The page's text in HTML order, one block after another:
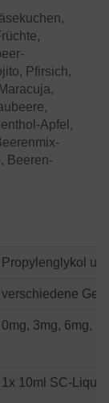
Pfirsich,
Apfel,
Beeren-
Propylenglykol
verschiedene
0mg, 3mg, 6mg,
1x 10ml SC-